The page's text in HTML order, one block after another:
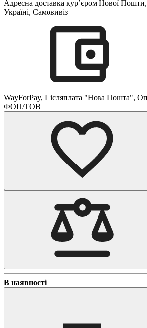
Адресна доставка кур’єром Нової
Україні, Самовивіз
WayForPay, Післяплата "Нова Пошта",
ФОП/ТОВ
В наявності